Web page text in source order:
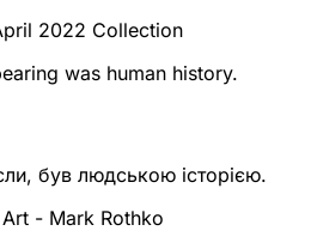
2022 Collection
was human history.
був людською історією.
- Mark Rothko